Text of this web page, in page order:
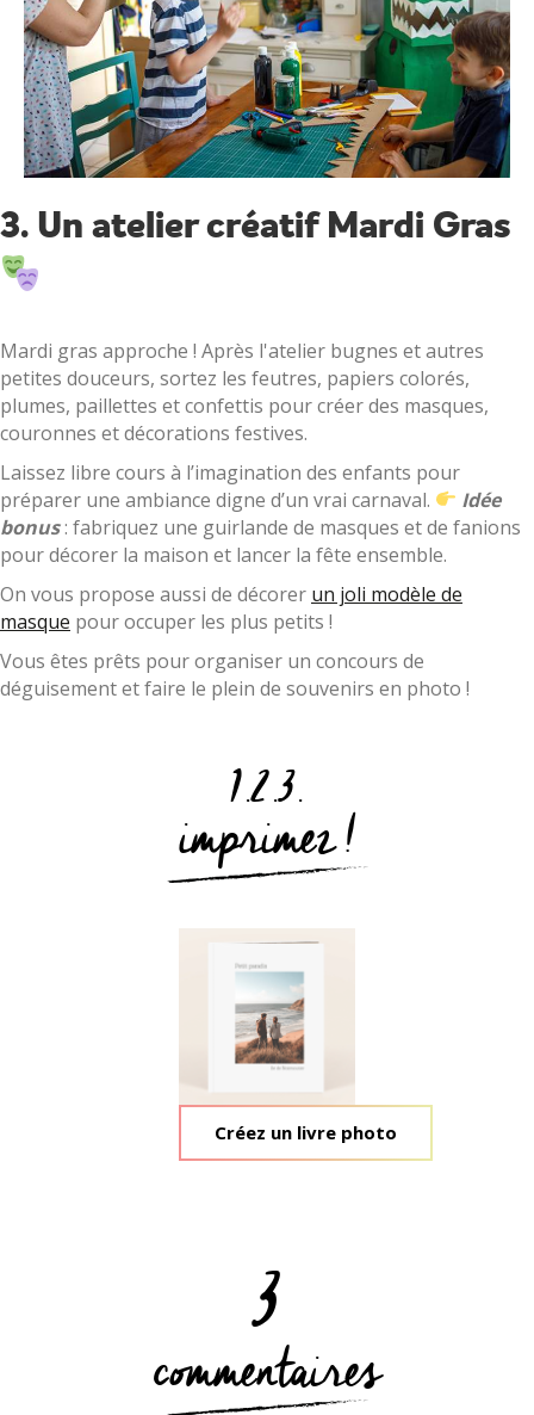
3. Un atelier créatif Mardi Gras
Mardi gras approche ! Après l'atelier bugnes et autres
petites douceurs, sortez les feutres, papiers colorés,
plumes, paillettes et confettis pour créer des masques,
couronnes et décorations festives.
Laissez libre cours à l’imagination des enfants pour
préparer une ambiance digne d’un vrai carnaval.
Idée
bonus: fabriquez une guirlande de masques et de fanions
pour décorer la maison et lancer la fête ensemble.
On vous propose aussi de décorer un joli modèle de
masque pour occuper les plus petits !
Vous êtes prêts pour organiser un concours de
déguisement et faire le plein de souvenirs en photo !
1.2.3.
imprimez !
Créez un livre photo
3
commentaires